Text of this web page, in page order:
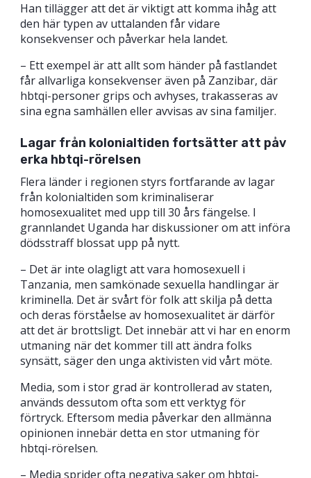
Han tillägger att det är viktigt att komma ihåg att
den här typen av uttalanden får vidare
konsekvenser och påverkar hela landet.
– Ett exempel är att allt som händer på fastlandet
får allvarliga konsekvenser även på Zanzibar, där
hbtqi-personer grips och avhyses, trakasseras av
sina egna samhällen eller avvisas av sina familjer.
Lagar från kolonialtiden fortsätter att påv
erka hbtqi-rörelsen
Flera länder i regionen styrs fortfarande av lagar
från kolonialtiden som kriminaliserar
homosexualitet med upp till 30 års fängelse. I
grannlandet Uganda har diskussioner om att införa
dödsstraff blossat upp på nytt.
– Det är inte olagligt att vara homosexuell i
Tanzania, men samkönade sexuella handlingar är
kriminella. Det är svårt för folk att skilja på detta
och deras förståelse av homosexualitet är därför
att det är brottsligt. Det innebär att vi har en enorm
utmaning när det kommer till att ändra folks
synsätt, säger den unga aktivisten vid vårt möte.
Media, som i stor grad är kontrollerad av staten,
används dessutom ofta som ett verktyg för
förtryck. Eftersom media påverkar den allmänna
opinionen innebär detta en stor utmaning för
hbtqi-rörelsen.
– Media sprider ofta negativa saker om hbtqi-